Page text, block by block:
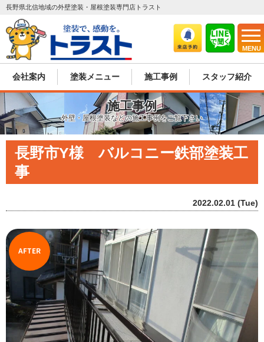
MENU
長野県北信地域の外壁塗装・屋根塗装専門店トラスト
会社案内 塗装メニュー 施工事例 スタッフ紹介
施工事例
外壁・屋根塗装などの施工事例をご覧下さい
長野市Y様 バルコニー鉄部塗装工
事
2022.02.01 (Tue)
AFTER